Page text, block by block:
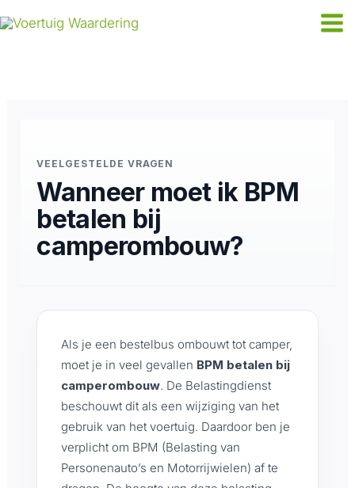
naar
VEELGESTELDE VRAGEN
Wanneer moet ik BPM
betalen bij
camperombouw?
Als je een bestelbus ombouwt tot camper,
moet je in veel gevallen BPM betalen bij
camperombouw. De Belastingdienst
beschouwt dit als een wijziging van het
gebruik van het voertuig. Daardoor ben je
verplicht om BPM (Belasting van
Personenauto’s en Motorrijwielen) af te